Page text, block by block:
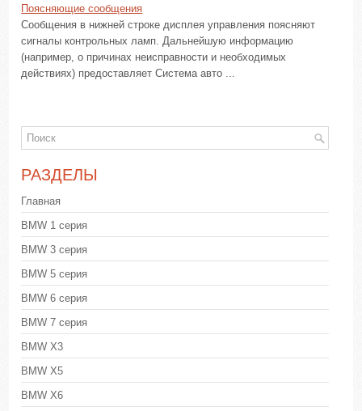
Поясняющие сообщения
Сообщения в нижней строке дисплея управления поясняют
сигналы контрольных ламп. Дальнейшую информацию
(например, о причинах неисправности и необходимых
действиях) предоставляет Система авто ...
РАЗДЕЛЫ
Главная
BMW 1 серия
BMW 3 серия
BMW 5 серия
BMW 6 серия
BMW 7 серия
BMW X3
BMW X5
BMW X6